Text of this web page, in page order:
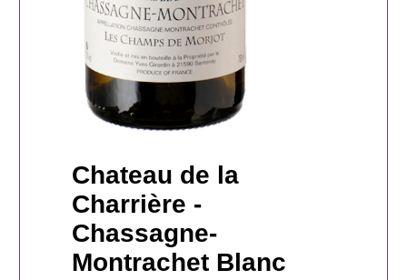
Chateau de la
Charrière -
Chassagne-
Montrachet Blanc